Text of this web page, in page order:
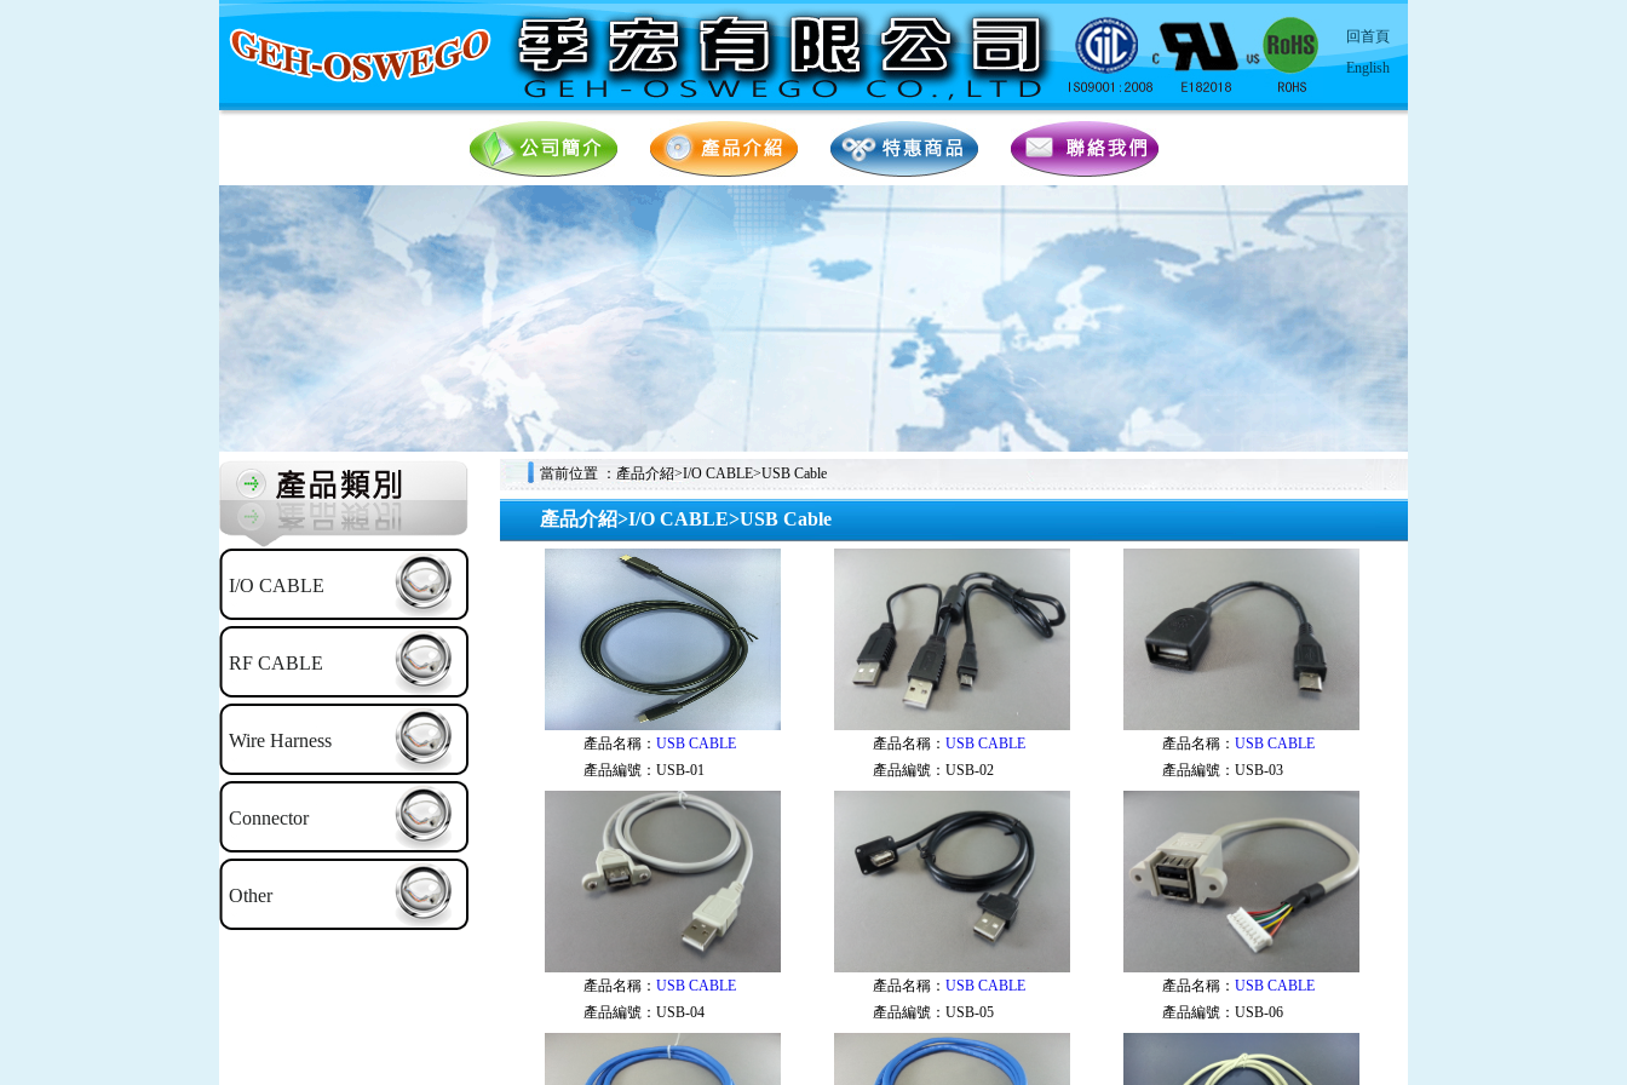
回首頁
English
I/O CABLE
RF CABLE
Wire Harness
Connector
Other
當前位置 ：產品介紹>I/O CABLE>USB Cable
產品介紹>I/O CABLE>USB Cable
產品名稱： USB CABLE
產品編號： USB-01
產品名稱： USB CABLE
產品編號： USB-02
產品名稱： USB CABLE
產品編號： USB-03
產品名稱： USB CABLE
產品編號： USB-04
產品名稱： USB CABLE
產品編號： USB-05
產品名稱： USB CABLE
產品編號： USB-06